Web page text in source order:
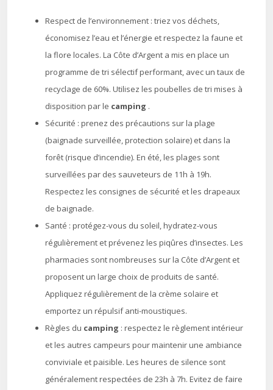
Respect de l’environnement : triez vos déchets,
économisez l’eau et l’énergie et respectez la faune et
la flore locales. La Côte d’Argent a mis en place un
programme de tri sélectif performant, avec un taux de
recyclage de 60%. Utilisez les poubelles de tri mises à
disposition par le camping .
Sécurité : prenez des précautions sur la plage
(baignade surveillée, protection solaire) et dans la
forêt (risque d’incendie). En été, les plages sont
surveillées par des sauveteurs de 11h à 19h.
Respectez les consignes de sécurité et les drapeaux
de baignade.
Santé : protégez-vous du soleil, hydratez-vous
régulièrement et prévenez les piqûres d’insectes. Les
pharmacies sont nombreuses sur la Côte d’Argent et
proposent un large choix de produits de santé.
Appliquez régulièrement de la crème solaire et
emportez un répulsif anti-moustiques.
Règles du camping : respectez le règlement intérieur
et les autres campeurs pour maintenir une ambiance
conviviale et paisible. Les heures de silence sont
généralement respectées de 23h à 7h. Evitez de faire